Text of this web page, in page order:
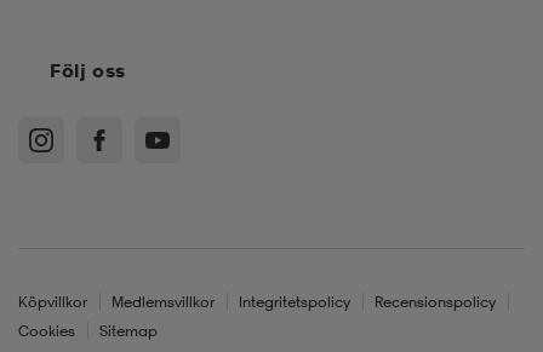
Följ oss
Köpvillkor Medlemsvillkor Integritetspolicy
Recensionspolicy
Cookies
Sitemap